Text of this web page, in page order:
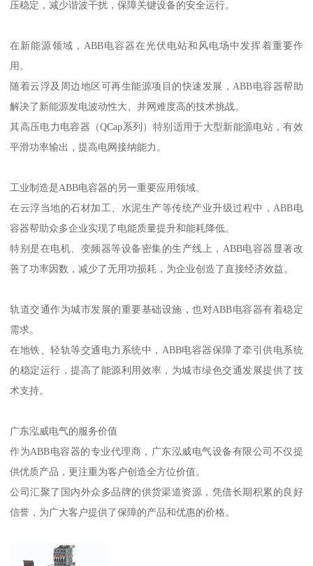
压稳定，减少谐波干扰，保障关键设备的安全运行。
在新能源领域，ABB电容器在光伏电站和风电场中发挥着重要作
用。
随着云浮及周边地区可再生能源项目的快速发展，ABB电容器帮助
解决了新能源发电波动性大、并网难度高的技术挑战。
其高压电力电容器（QCap系列）特别适用于大型新能源电站，有效
平滑功率输出，提高电网接纳能力。
工业制造是ABB电容器的另一重要应用领域。
在云浮当地的石材加工、水泥生产等传统产业升级过程中，ABB电
容器帮助众多企业实现了电能质量提升和能耗降低。
特别是在电机、变频器等设备密集的生产线上，ABB电容器显著改
善了功率因数，减少了无用功损耗，为企业创造了直接经济效益。
轨道交通作为城市发展的重要基础设施，也对ABB电容器有着稳定
需求。
在地铁、轻轨等交通电力系统中，ABB电容器保障了牵引供电系统
的稳定运行，提高了能源利用效率，为城市绿色交通发展提供了技
术支持。
广东泓威电气的服务价值
作为ABB电容器的专业代理商，广东泓威电气设备有限公司不仅提
供优质产品，更注重为客户创造全方位价值。
公司汇聚了国内外众多品牌的供货渠道资源，凭借长期积累的良好
信誉，为广大客户提供了保障的产品和优惠的价格。